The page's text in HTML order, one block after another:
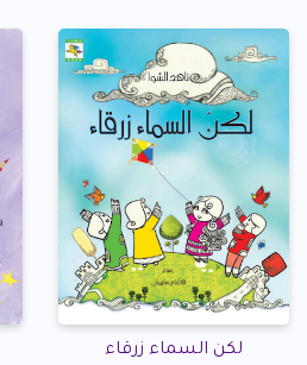
لكن السماء زرقاء